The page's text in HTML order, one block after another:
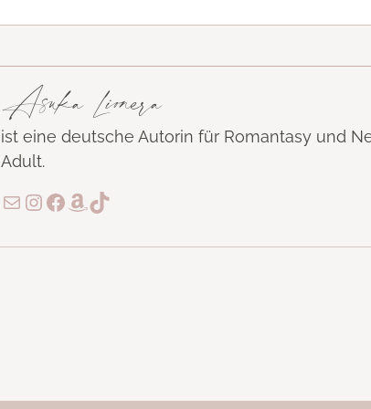
Asuka Lionera
ist eine deutsche Autorin für Romantasy und
Adult.
E-MailInstagram
Facebook
Amazon
TikTok